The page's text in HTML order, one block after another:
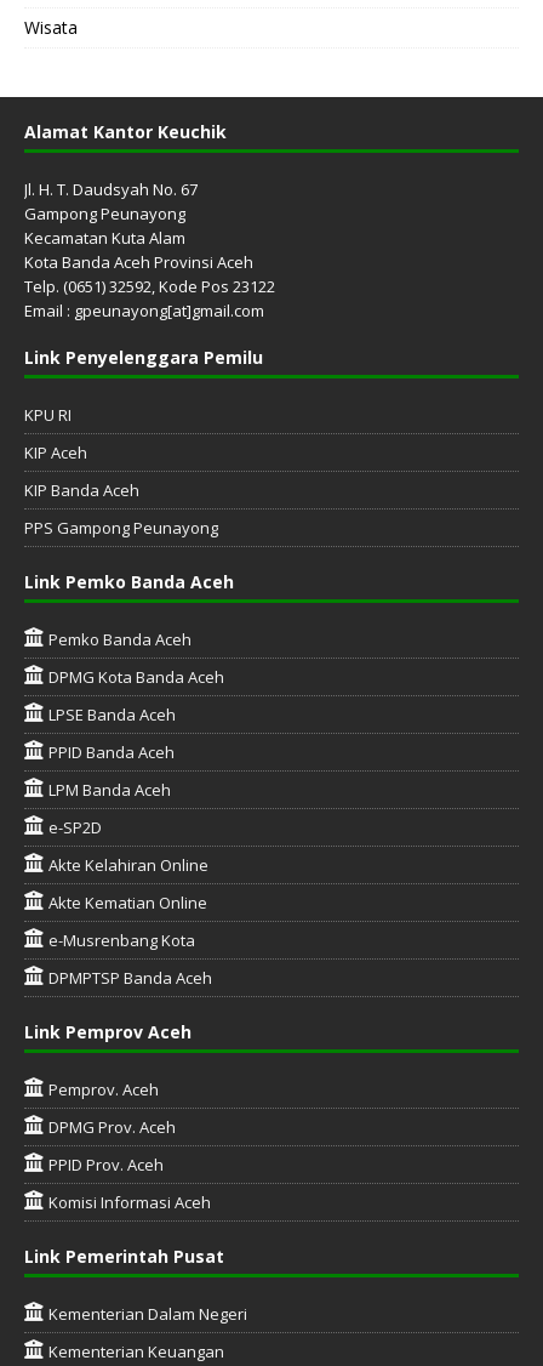
Wisata
Alamat Kantor Keuchik
Jl. H. T. Daudsyah No. 67
Gampong Peunayong
Kecamatan Kuta Alam
Kota Banda Aceh Provinsi Aceh
Telp. (0651) 32592, Kode Pos 23122
Email : gpeunayong[at]gmail.com
Link Penyelenggara Pemilu
KPU RI
KIP Aceh
KIP Banda Aceh
PPS Gampong Peunayong
Link Pemko Banda Aceh
Pemko Banda Aceh
DPMG Kota Banda Aceh
LPSE Banda Aceh
PPID Banda Aceh
LPM Banda Aceh
e-SP2D
Akte Kelahiran Online
Akte Kematian Online
e-Musrenbang Kota
DPMPTSP Banda Aceh
Link Pemprov Aceh
Pemprov. Aceh
DPMG Prov. Aceh
PPID Prov. Aceh
Komisi Informasi Aceh
Link Pemerintah Pusat
Kementerian Dalam Negeri
Kementerian Keuangan